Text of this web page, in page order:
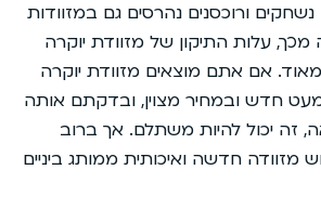
נשחקים ורוכסנים נהרסים גם במזוודות
מכך, עלות התיקון של מזוודת יוקרה
מאוד. אם אתם מוצאים מזוודת יוקרה
חדש ובמחיר מצוין, ובדקתם אותה
זה יכול להיות משתלם. אך ברוב
מזוודה חדשה ואיכותית ממותג ביניים